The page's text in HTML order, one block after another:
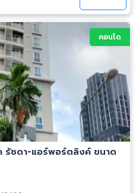
คอนโด
รัชดา-แอร์พอร์ตลิงค์ ขนาด